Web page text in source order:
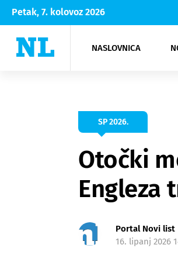
Petak, 7. kolovoz 2026
NASLOVNICA
SP 2026.
Otočki
Engleza
Portal Novi list
16. lipanj 2026